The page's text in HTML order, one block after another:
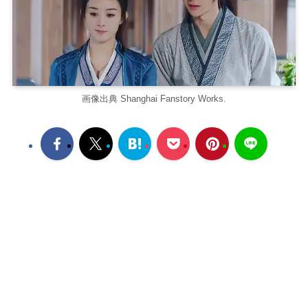
画像出典 Shanghai Fanstory Works.